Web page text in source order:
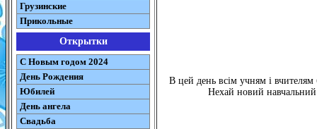
Грузинские
Прикольные
Открытки
С Новым годом 2024
День Рождения
Юбилей
День ангела
Свадьба
В цей день всім учням і
Нехай новий навчальний